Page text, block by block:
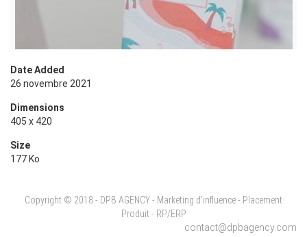
Date Added
26 novembre 2021
Dimensions
405 x 420
Size
177 Ko
Copyright © 2018 - DPB AGENCY - Marketing d'influence - Placement
Produit - RP/ERP
contact@dpbagency.com